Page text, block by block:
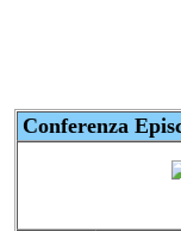
Conferenza